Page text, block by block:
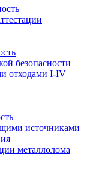
безопасности
отходами I-IV
источниками
металлолома